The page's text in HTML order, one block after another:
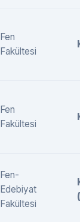
Fen
Fakültesi
Fen
Fakültesi
Fen-
Edebiyat
Fakültesi